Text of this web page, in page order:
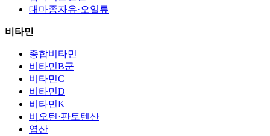
대마종자유·오일류
비타민
종합비타민
비타민B군
비타민C
비타민D
비타민K
비오틴·판토텐산
엽산